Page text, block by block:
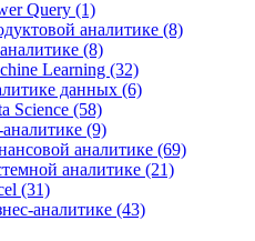
Query (1)
аналитике (8)
(8)
Learning (32)
данных (6)
Science (58)
(9)
аналитике (69)
аналитике (21)
(31)
(43)